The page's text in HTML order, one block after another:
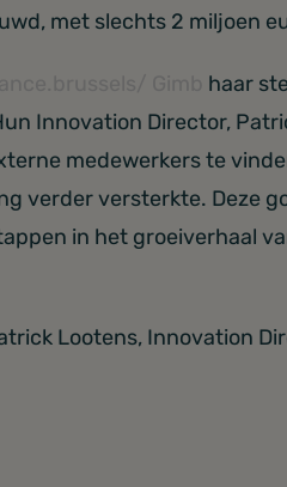
met slechts 2 miljoen
haar
Innovation Director,
medewerkers te
verder versterkte. Deze
in het groeiverhaal
Lootens, Innovation